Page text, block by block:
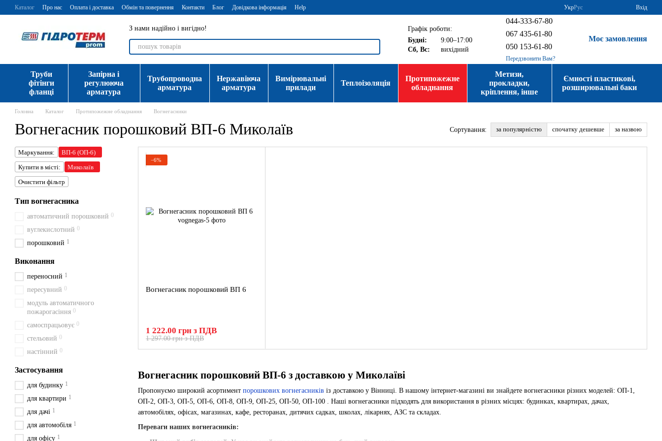
Перейти до основного контенту
Каталог Про нас Оплата і доставка Обмін та повернення Контакти Блог Довідкова інформація Help УкрРус Вхід
З нами надійно і вигідно!
Графік роботи:
Будні:
9:00–17:00
Сб, Вс:
вихідний
044-333-67-80
067 435-61-80
050 153-61-80
Передзвонити Вам?
Моє замовлення
Труби
фітінги
фланці
Запірна і
регулююча
арматура
Трубопроводна
арматура
Нержавіюча
арматура
Вимірювальні
прилади
Теплоізоляція
Протипожежне
обладнання
Метизи,
прокладки,
кріплення, інше
Ємності пластикові,
розширювальні баки
Головна Каталог Протипожежне обладнання Вогнегасники
Вогнегасник порошковий ВП-6 Миколаїв Сортування: за популярністю спочатку дешевше за назвою
Вогнегасник порошковий ВП-6 з доставкою у Миколаїві
Пропонуємо широкий асортимент порошкових вогнегасників із доставкою у Вінниці. В нашому інтернет-магазині ви знайдете вогнегасники різних моделей: ОП-1,
ОП-2, ОП-3, ОП-5, ОП-6, ОП-8, ОП-9, ОП-25, ОП-50, ОП-100 . Наші вогнегасники підходять для використання в різних місцях: будинках, квартирах, дачах,
автомобілях, офісах, магазинах, кафе, ресторанах, дитячих садках, школах, лікарнях, АЗС та складах.
Переваги наших вогнегасників:
−6%
Вогнегасник порошковий ВП 6
1 297.00 грн з ПДВ
1 222.00 грн з ПДВ
Маркування:
ВП-6 (ОП-6)
Купити в місті:
Миколаїв
Очистити фільтр
Тип вогнегасника
автоматичний порошковий 0
вуглекислотний 0
порошковий 1
Виконання
переносний 1
пересувний 0
модуль автоматичного
пожарогасіння 0
самоспрацьовує 0
стельовий 0
настінний 0
Застосування
для будинку 1
для квартири 1
для дачі 1
для автомобіля 1
для офісу 1